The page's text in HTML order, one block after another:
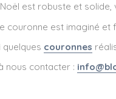
est robuste et
couronne est imaginé et
quelques couronnes
nous contacter :